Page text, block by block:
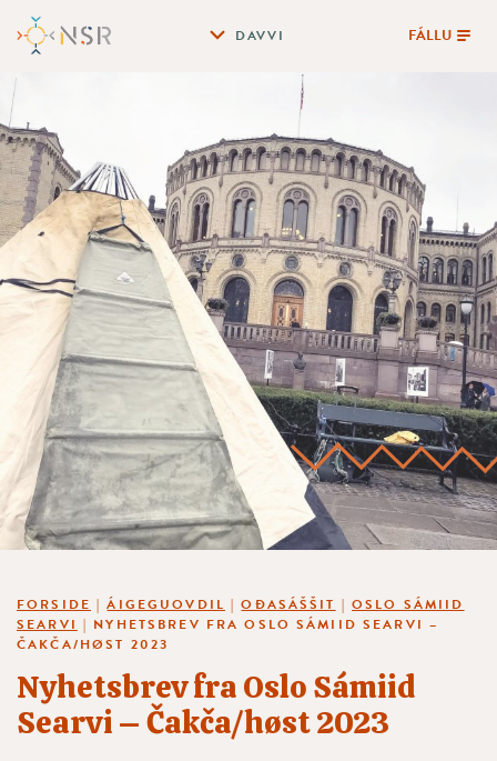
DAVVI FÁLLU
FORSIDE |ÁIGEGUOVDIL |OĐASÁŠŠIT |OSLO SÁMIID
SEARVI | NYHETSBREV FRA OSLO SÁMIID SEARVI –
ČAKČA/HØST 2023
Nyhetsbrev fra Oslo Sámiid
Searvi – Čakča/høst 2023